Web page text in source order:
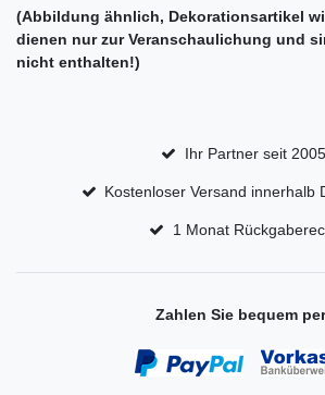
(Abbildung ähnlich, Dekorationsartikel
dienen nur zur Veranschaulichung und
nicht enthalten!)
Ihr Partner seit 2005
Kostenloser Versand innerhalb
1 Monat
Zahlen Sie bequem